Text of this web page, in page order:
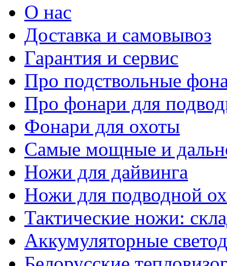
О нас
Доставка и самовывоз
Гарантия и сервис
Про подствольные
Про фонари для
Фонари для охоты
Самые мощные и
Ножи для дайвинга
Ножи для подводной
Тактические ножи:
Аккумуляторные